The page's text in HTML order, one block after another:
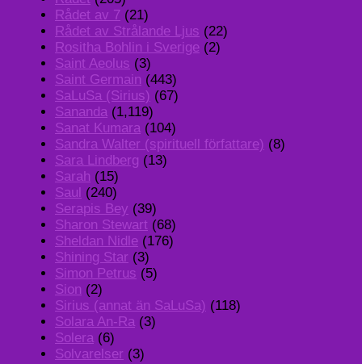
Rådet av 7 (21)
Rådet av Strålande Ljus (22)
Rositha Bohlin i Sverige (2)
Saint Aeolus (3)
Saint Germain (443)
SaLuSa (Sirius) (67)
Sananda (1,119)
Sanat Kumara (104)
Sandra Walter (spirituell författare) (8)
Sara Lindberg (13)
Sarah (15)
Saul (240)
Serapis Bey (39)
Sharon Stewart (68)
Sheldan Nidle (176)
Shining Star (3)
Simon Petrus (5)
Sion (2)
Sirius (annat än SaLuSa) (118)
Solara An-Ra (3)
Solera (6)
Solvarelser (3)